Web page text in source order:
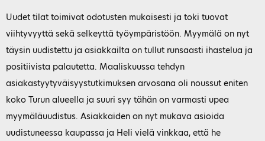
Uudet tilat toimivat odotusten mukaisesti ja toki tuovat
viihtyvyyttä sekä selkeyttä työympäristöön. Myymälä on nyt
täysin uudistettu ja asiakkailta on tullut runsaasti ihastelua ja
positiivista palautetta. Maaliskuussa tehdyn
asiakastyytyväisyystutkimuksen arvosana oli noussut eniten
koko Turun alueella ja suuri syy tähän on varmasti upea
myymäläuudistus. Asiakkaiden on nyt mukava asioida
uudistuneessa kaupassa ja Heli vielä vinkkaa, että he